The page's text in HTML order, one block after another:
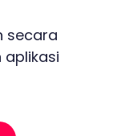
secara